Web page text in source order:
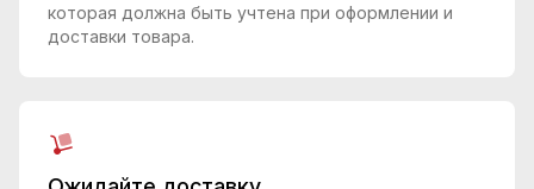
которая должна быть учтена при оформлении и
доставки товара.